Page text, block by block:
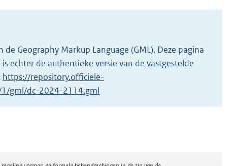
n
g
r
o
o
Geography Markup Language (GML). Deze pagina
echter de authentieke versie van de vastgestelde
https://repository.officiele-
gml/dc-2024-2114.gml